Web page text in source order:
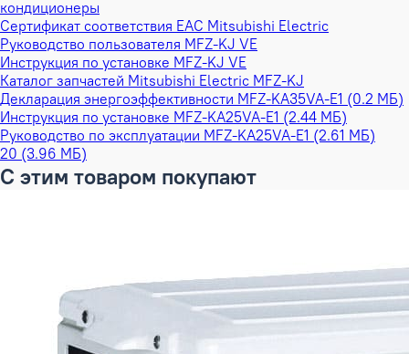
кондиционеры
Сертификат соответствия EAC Mitsubishi Electric
Руководство пользователя MFZ-KJ VE
Инструкция по установке MFZ-KJ VE
Каталог запчастей Mitsubishi Electric MFZ-KJ
Декларация энергоэффективности MFZ-KA35VA-E1 (0.2 МБ)
Инструкция по установке MFZ-KA25VA-E1 (2.44 МБ)
Руководство по эксплуатации MFZ-KA25VA-E1 (2.61 МБ)
20 (3.96 МБ)
С этим товаром покупают